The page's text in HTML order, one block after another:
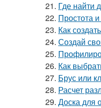
21. Где найти
22. Простота
23. Как
24. Создай
25.
26. Как
27. Брус или
28. Расчет
29. Доска для